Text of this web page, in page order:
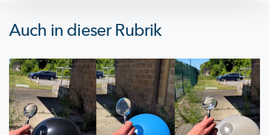
Auch in dieser Rubrik